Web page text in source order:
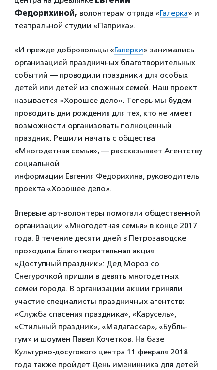
Федорихиной, волонтерам отряда «Галерка» и
театральной студии «Паприка».
«И прежде добровольцы «Галерки» занимались
организацией праздничных благотворительных
событий — проводили праздники для особых
детей или детей из сложных семей. Наш проект
называется «Хорошее дело». Теперь мы будем
проводить дни рождения для тех, кто не имеет
возможности организовать полноценный
праздник. Решили начать с общества
«Многодетная семья», — рассказывает Агентству
социальной
информации Евгения Федорихина, руководитель
проекта «Хорошее дело».
Впервые арт-волонтеры помогали общественной
организации «Многодетная семья» в конце 2017
года. В течение десяти дней в Петрозаводске
проходила благотворительная акция
«Доступный праздник»: Дед Мороз со
Снегурочкой пришли в девять многодетных
семей города. В организации акции приняли
участие специалисты праздничных агентств:
«Служба спасения праздника», «Карусель»,
«Стильный праздник», «Мадагаскар», «Бубль-
гум» и шоумен Павел Кочетков. На базе
Культурно-досугового центра 11 февраля 2018
года также пройдет День именинника для детей